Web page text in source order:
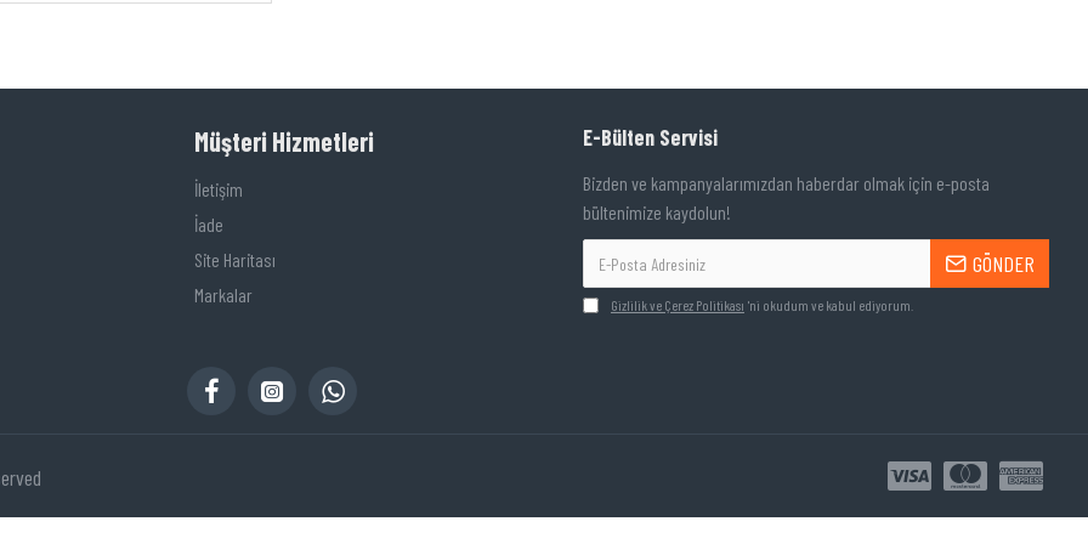
Müşteri Hizmetleri
İletişim
İade
Site Haritası
Markalar
E-Bülten Servisi
Bizden ve kampanyalarımızdan haberdar olmak için e-posta
bültenimize kaydolun!
GÖNDER
Gizlilik ve Çerez Politikası 'ni okudum ve kabul ediyorum.